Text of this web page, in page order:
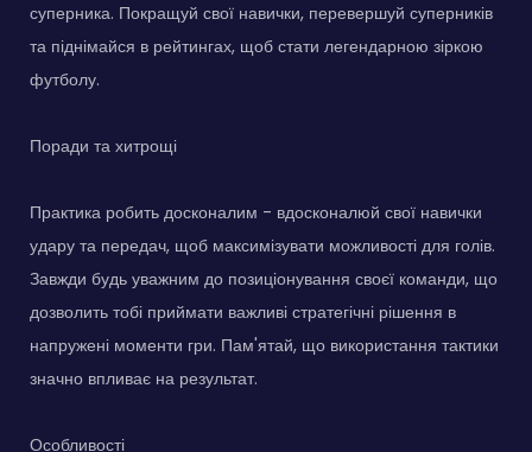
суперника. Покращуй свої навички, перевершуй суперників
та піднімайся в рейтингах, щоб стати легендарною зіркою
футболу.
Поради та хитрощі
Практика робить досконалим - вдосконалюй свої навички
удару та передач, щоб максимізувати можливості для голів.
Завжди будь уважним до позиціонування своєї команди, що
дозволить тобі приймати важливі стратегічні рішення в
напружені моменти гри. Пам'ятай, що використання тактики
значно впливає на результат.
Особливості